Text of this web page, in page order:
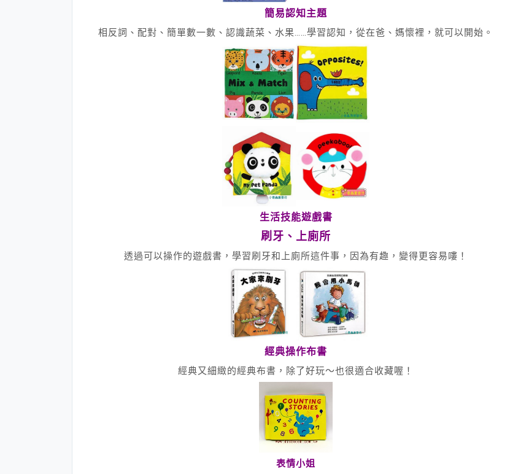
簡易認知主題
相反詞、配對、簡單數一數、認識蔬菜、水果……學習認知，從在爸、媽懷裡，就可以開始。
生活技能遊戲書
刷牙、上廁所
透過可以操作的遊戲書，學習刷牙和上廁所這件事，因為有趣，變得更容易嘍！
經典操作布書
經典又細緻的經典布書，除了好玩～也很適合收藏喔！
表情小姐